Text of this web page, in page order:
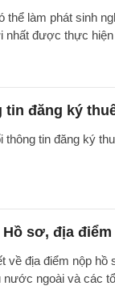
làm phát sinh
nhất được thực
đăng ký
tin đăng ký
sơ, địa
về địa điểm nộp
nước ngoài và các